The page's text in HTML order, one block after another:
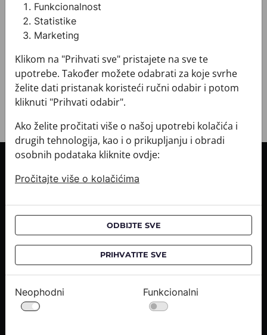
Sirovinski sastav : Svila 100%
+ MATERIJAL I ODRŽAVANJE
+ DOSTAVA
+ PLAĆANJE
+ POVRATI I ZAMJENE
Informacije o dostavi
Informacije o kupnji
Upiti medija
Karijere
Funkcionalnost
Statistike
Marketing
Klikom na "Prihvati sve" pristajete na sve te
upotrebe. Također možete odabrati za koje svrhe
želite dati pristanak koristeći ručni odabir i potom
kliknuti "Prihvati odabir".
Ako želite pročitati više o našoj upotrebi kolačića i
drugih tehnologija, kao i o prikupljanju i obradi
osobnih podataka kliknite ovdje:
Pročitajte više o kolačićima
ODBIJTE SVE
PRIHVATITE SVE
Neophodni Funkcionalni